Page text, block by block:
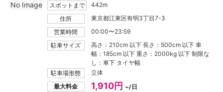
スポットまで
442m
住所
東京都江東区有明3丁目7-3
営業時間
00:00〜23:59
駐車サイズ
高さ：210cm 以下 長さ：500cm 以下 車
幅：185cm 以下 重さ：2000kg 以下 制限な
し：車下 タイヤ幅
駐車場形態
立体
最大料金
1,910円 ~/日
No Image